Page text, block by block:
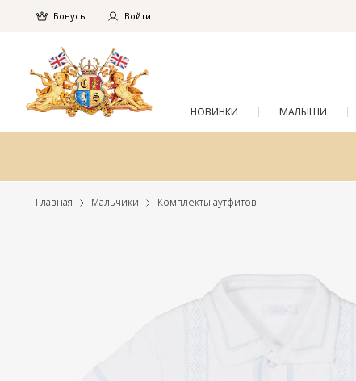
Бонусы Войти
НОВИНКИ МАЛЫШИ
Главная Мальчики Комплекты аутфитов